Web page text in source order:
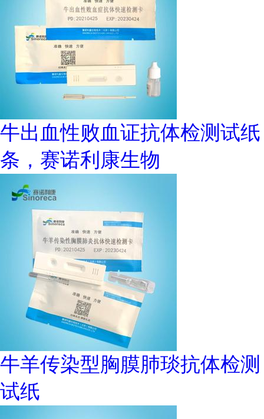
牛出血性败血证抗体检测试纸
条，赛诺利康生物
牛羊传染型胸膜肺琰抗体检测
试纸